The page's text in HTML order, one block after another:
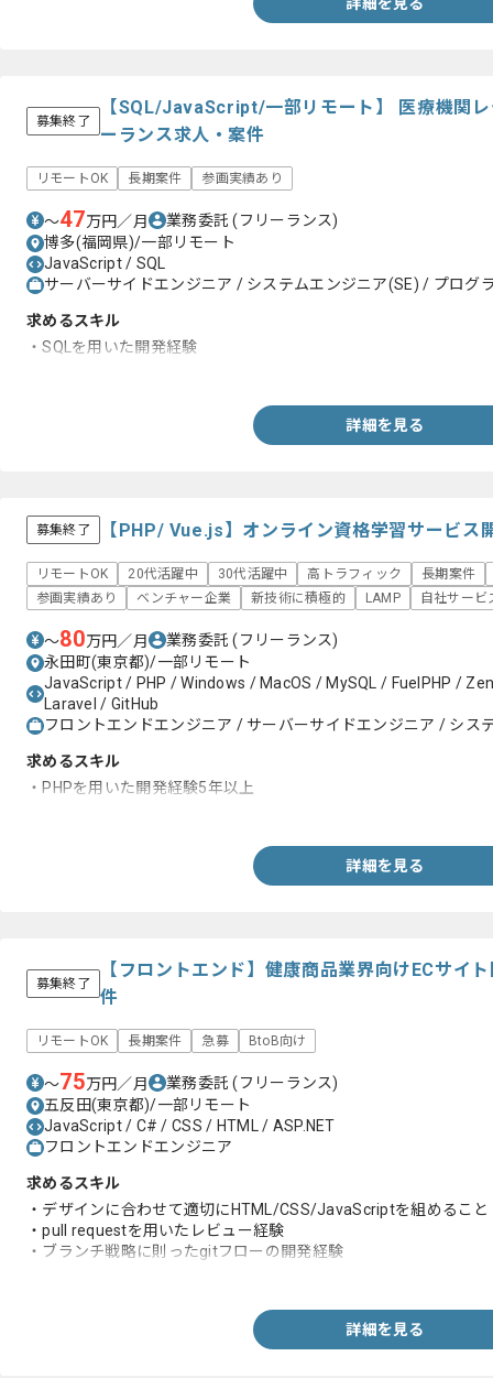
募集終了
【SQL/JavaScript/一部リモート】 医療機関
ーランス求人・案件
リモートOK 長期案件 参画実績あり
〜47万円／月 業務委託(フリーランス)
博多(福岡県)/一部リモート
JavaScript / SQL
サーバーサイドエンジニア / システムエンジニア(SE) / プログ
求めるスキル
・SQLを用いた開発経験
詳細を見る
募集終了 【PHP/ Vue.js】オンライン資格学習サービス
リモートOK 20代活躍中 30代活躍中 高トラフィック
長期案件
参画実績あり
ベンチャー企業 新技術に積極的 LAMP 自社サービ
〜80万円／月 業務委託(フリーランス)
永田町(東京都)/一部リモート
JavaScript / PHP / Windows / MacOS / MySQL / FuelPHP /
Laravel / GitHub
フロントエンドエンジニア / サーバーサイドエンジニア / シス
求めるスキル
・PHPを用いた開発経験5年以上
詳細を見る
募集終了
【フロントエンド】健康商品業界向けECサイ
件
リモートOK 長期案件 急募 BtoB向け
〜75万円／月 業務委託(フリーランス)
五反田(東京都)/一部リモート
JavaScript / C# / CSS / HTML / ASP.NET
フロントエンドエンジニア
求めるスキル
・デザインに合わせて適切にHTML/CSS/JavaScriptを組めること
・pull requestを用いたレビュー経験
・ブランチ戦略に則ったgitフローの開発経験
詳細を見る